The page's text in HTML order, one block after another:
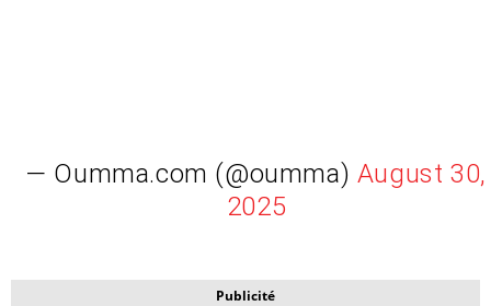
— Oumma.com (@oumma) August 30,
2025
Publicité